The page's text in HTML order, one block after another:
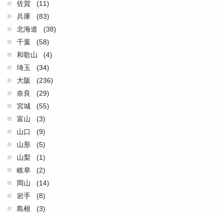
佐賀
(11)
兵庫
(83)
北海道
(38)
千葉
(58)
和歌山
(4)
埼玉
(34)
大阪
(236)
奈良
(29)
宮城
(55)
富山
(3)
山口
(9)
山形
(5)
山梨
(1)
岐阜
(2)
岡山
(14)
岩手
(8)
島根
(3)